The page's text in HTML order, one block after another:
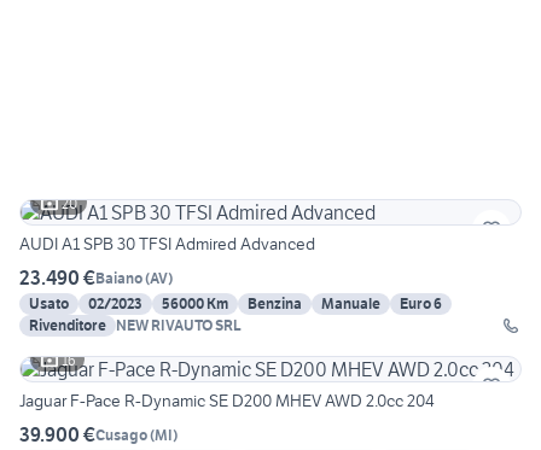
20
AUDI A1 SPB 30 TFSI Admired Advanced
23.490 €Baiano(AV)
Usato
02/2023 56000 Km Benzina Manuale
Euro 6
Rivenditore NEW RIVAUTO SRL
16
Jaguar F-Pace R-Dynamic SE D200 MHEV AWD 2.0cc 204
39.900 €Cusago(MI)